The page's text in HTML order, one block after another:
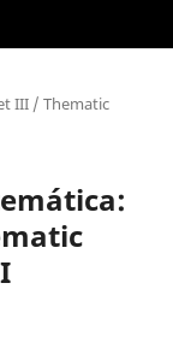
III / Thematic